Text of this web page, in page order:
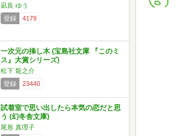
凪良 ゆう
登録
4179
一次元の挿し木 (宝島社文庫 『このミ
ス』大賞シリーズ)
松下 龍之介
登録
23440
試着室で思い出したら本気の恋だと思
う (幻冬舎文庫)
尾形 真理子